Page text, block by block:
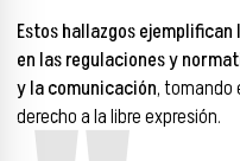
Estos hallazgos
en las regulaciones y
y la comunicación, tomando
derecho a la libre expresión.